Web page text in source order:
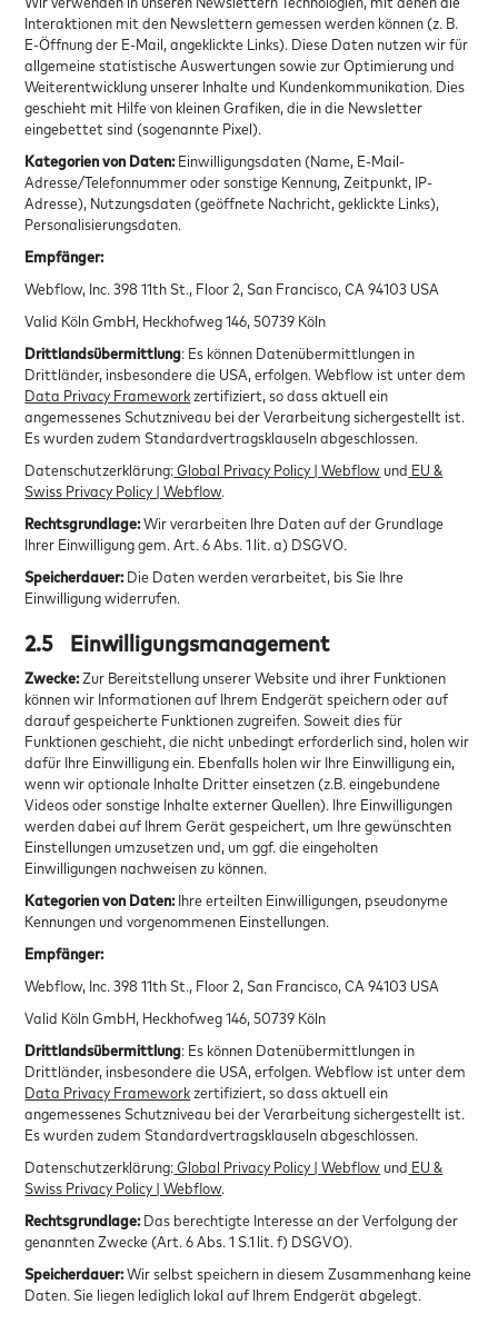
Interaktionen mit den Newslettern gemessen werden können (z. B.
E-Öffnung der E-Mail, angeklickte Links). Diese Daten nutzen wir für
allgemeine statistische Auswertungen sowie zur Optimierung und
Weiterentwicklung unserer Inhalte und Kundenkommunikation. Dies
geschieht mit Hilfe von kleinen Grafiken, die in die Newsletter
eingebettet sind (sogenannte Pixel).
Kategorien von Daten:Einwilligungsdaten (Name, E-Mail-
Adresse/Telefonnummer oder sonstige Kennung, Zeitpunkt, IP-
Adresse), Nutzungsdaten (geöffnete Nachricht, geklickte Links),
Personalisierungsdaten.
Empfänger:
Webflow, Inc. 398 11th St., Floor 2, San Francisco, CA 94103 USA
Valid Köln GmbH, Heckhofweg 146, 50739 Köln
Drittlandsübermittlung: Es können Datenübermittlungen in
Drittländer, insbesondere die USA, erfolgen. Webflow ist unter dem
Data Privacy Frameworkzertifiziert, so dass aktuell ein
angemessenes Schutzniveau bei der Verarbeitung sichergestellt ist.
Es wurden zudem Standardvertragsklauseln abgeschlossen.
Datenschutzerklärung:Global Privacy Policy | Webflow und EU &
Swiss Privacy Policy | Webflow.
Rechtsgrundlage:Wir verarbeiten Ihre Daten auf der Grundlage
Ihrer Einwilligung gem. Art. 6 Abs. 1 lit. a) DSGVO.
Speicherdauer:Die Daten werden verarbeitet, bis Sie Ihre
Einwilligung widerrufen.
2.5 Einwilligungsmanagement
Zwecke:Zur Bereitstellung unserer Website und ihrer Funktionen
können wir Informationen auf Ihrem Endgerät speichern oder auf
darauf gespeicherte Funktionen zugreifen. Soweit dies für
Funktionen geschieht, die nicht unbedingt erforderlich sind, holen wir
dafür Ihre Einwilligung ein. Ebenfalls holen wir Ihre Einwilligung ein,
wenn wir optionale Inhalte Dritter einsetzen (z.B. eingebundene
Videos oder sonstige Inhalte externer Quellen). Ihre Einwilligungen
werden dabei auf Ihrem Gerät gespeichert, um Ihre gewünschten
Einstellungen umzusetzen und, um ggf. die eingeholten
Einwilligungen nachweisen zu können.
Kategorien von Daten:Ihre erteilten Einwilligungen, pseudonyme
Kennungen und vorgenommenen Einstellungen.
Empfänger:
Webflow, Inc. 398 11th St., Floor 2, San Francisco, CA 94103 USA
Valid Köln GmbH, Heckhofweg 146, 50739 Köln
Drittlandsübermittlung: Es können Datenübermittlungen in
Drittländer, insbesondere die USA, erfolgen. Webflow ist unter dem
Data Privacy Frameworkzertifiziert, so dass aktuell ein
angemessenes Schutzniveau bei der Verarbeitung sichergestellt ist.
Es wurden zudem Standardvertragsklauseln abgeschlossen.
Datenschutzerklärung:Global Privacy Policy | Webflow und EU &
Swiss Privacy Policy | Webflow.
Rechtsgrundlage:Das berechtigte Interesse an der Verfolgung der
genannten Zwecke (Art. 6 Abs. 1 S.1 lit. f) DSGVO).
Speicherdauer:Wir selbst speichern in diesem Zusammenhang keine
Daten. Sie liegen lediglich lokal auf Ihrem Endgerät abgelegt.